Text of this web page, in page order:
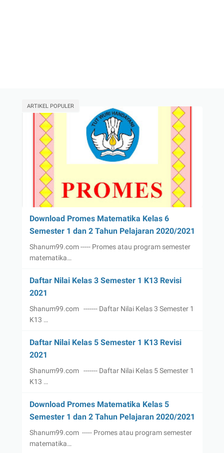
ARTIKEL POPULER
Download Promes Matematika Kelas 6
Semester 1 dan 2 Tahun Pelajaran 2020/2021
Shanum99.com ----- Promes atau program semester
matematika…
Daftar Nilai Kelas 3 Semester 1 K13 Revisi
2021
Shanum99.com ------- Daftar Nilai Kelas 3 Semester 1
K13 …
Daftar Nilai Kelas 5 Semester 1 K13 Revisi
2021
Shanum99.com ------- Daftar Nilai Kelas 5 Semester 1
K13 …
Download Promes Matematika Kelas 5
Semester 1 dan 2 Tahun Pelajaran 2020/2021
Shanum99.com ----- Promes atau program semester
matematika…